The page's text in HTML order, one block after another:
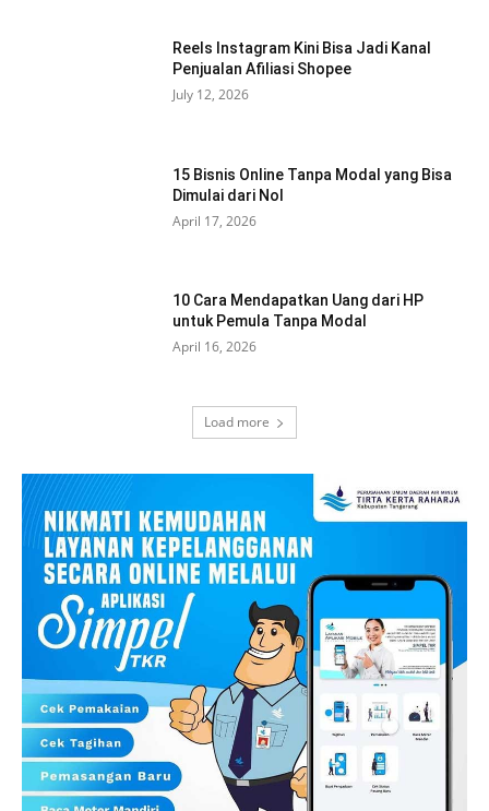
Reels Instagram Kini Bisa Jadi Kanal
Penjualan Afiliasi Shopee
July 12, 2026
15 Bisnis Online Tanpa Modal yang Bisa
Dimulai dari Nol
April 17, 2026
10 Cara Mendapatkan Uang dari HP
untuk Pemula Tanpa Modal
April 16, 2026
Load more